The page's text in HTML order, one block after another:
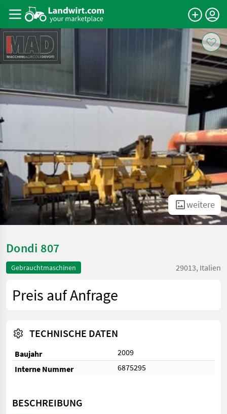
weitere
Dondi 807
Gebrauchtmaschinen 29013, Italien
Preis auf Anfrage
TECHNISCHE DATEN
Baujahr
2009
Interne Nummer
6875295
BESCHREIBUNG